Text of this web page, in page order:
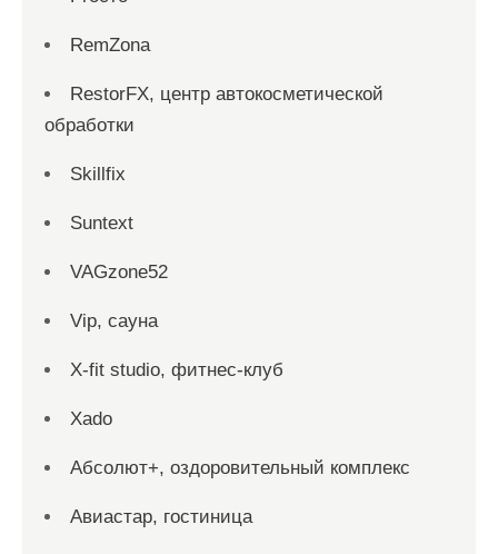
RemZona
RestorFX, центр автокосметической
обработки
Skillfix
Suntext
VAGzone52
Vip, сауна
X-fit studio, фитнес-клуб
Xado
Абсолют+, оздоровительный комплекс
Авиастар, гостиница